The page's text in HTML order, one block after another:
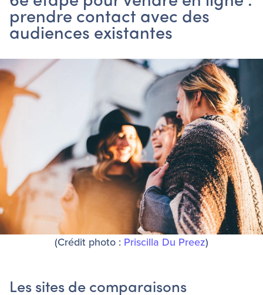
prendre contact avec des
audiences existantes
(Crédit photo : Priscilla Du Preez)
Les sites de comparaisons